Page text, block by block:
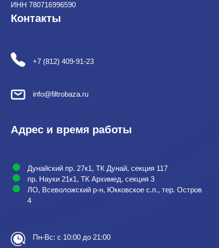
ИНН 780716996590
Контакты
+7 (812) 409-91-23
info@filtrobaza.ru
Адрес и время работы
Дунайский пр. 27к1, ТК Дунай, секция 117
пр. Науки 21к1, ТК Архимед, секция 3
ЛО, Всеволожский р-н, Юкковское с.п., тер. Остров
4
Пн-Вс: с 10:00 до 21:00